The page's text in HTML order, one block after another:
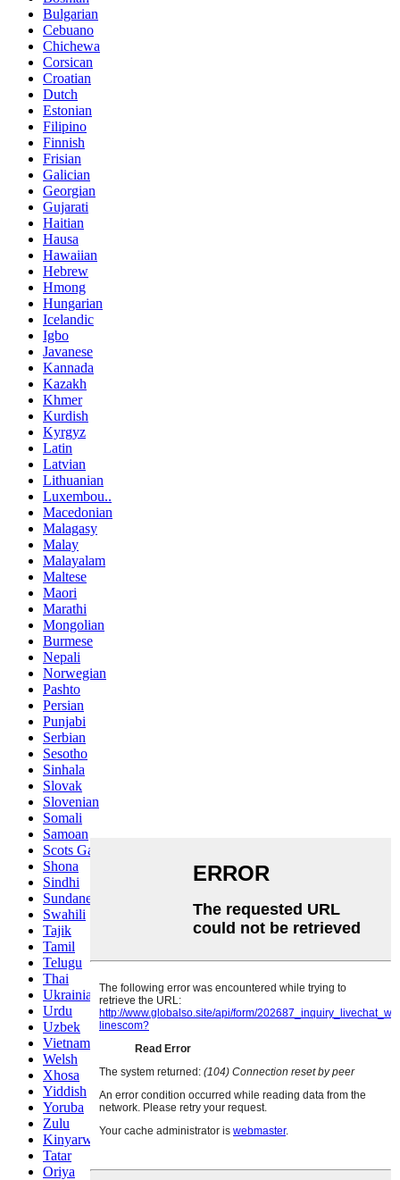
Bulgarian
Cebuano
Chichewa
Corsican
Croatian
Dutch
Estonian
Filipino
Finnish
Frisian
Galician
Georgian
Gujarati
Haitian
Hausa
Hawaiian
Hebrew
Hmong
Hungarian
Icelandic
Igbo
Javanese
Kannada
Kazakh
Khmer
Kurdish
Kyrgyz
Latin
Latvian
Lithuanian
Luxembou..
Macedonian
Malagasy
Malay
Malayalam
Maltese
Maori
Marathi
Mongolian
Burmese
Nepali
Norwegian
Pashto
Persian
Punjabi
Serbian
Sesotho
Sinhala
Slovak
Slovenian
Somali
Samoan
Scots Gaelic
Shona
Sindhi
Sundanese
Swahili
Tajik
Tamil
Telugu
Thai
Ukrainian
Urdu
Uzbek
Vietnamese
Welsh
Xhosa
Yiddish
Yoruba
Zulu
Kinyarwanda
Tatar
Oriya